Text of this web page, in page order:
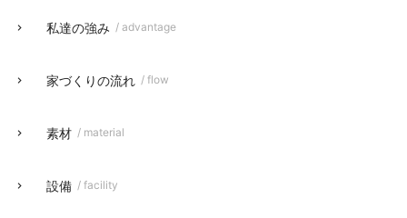
私達の強み / advantage
家づくりの流れ / flow
素材 / material
設備 / facility